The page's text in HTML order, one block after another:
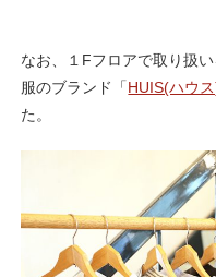
なお、１Fフロアで取り扱
服のブランド「HUIS(ハウ
た。